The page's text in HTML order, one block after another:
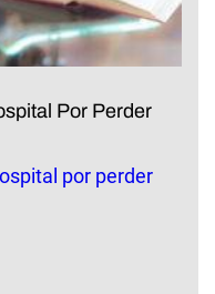
Por Perder